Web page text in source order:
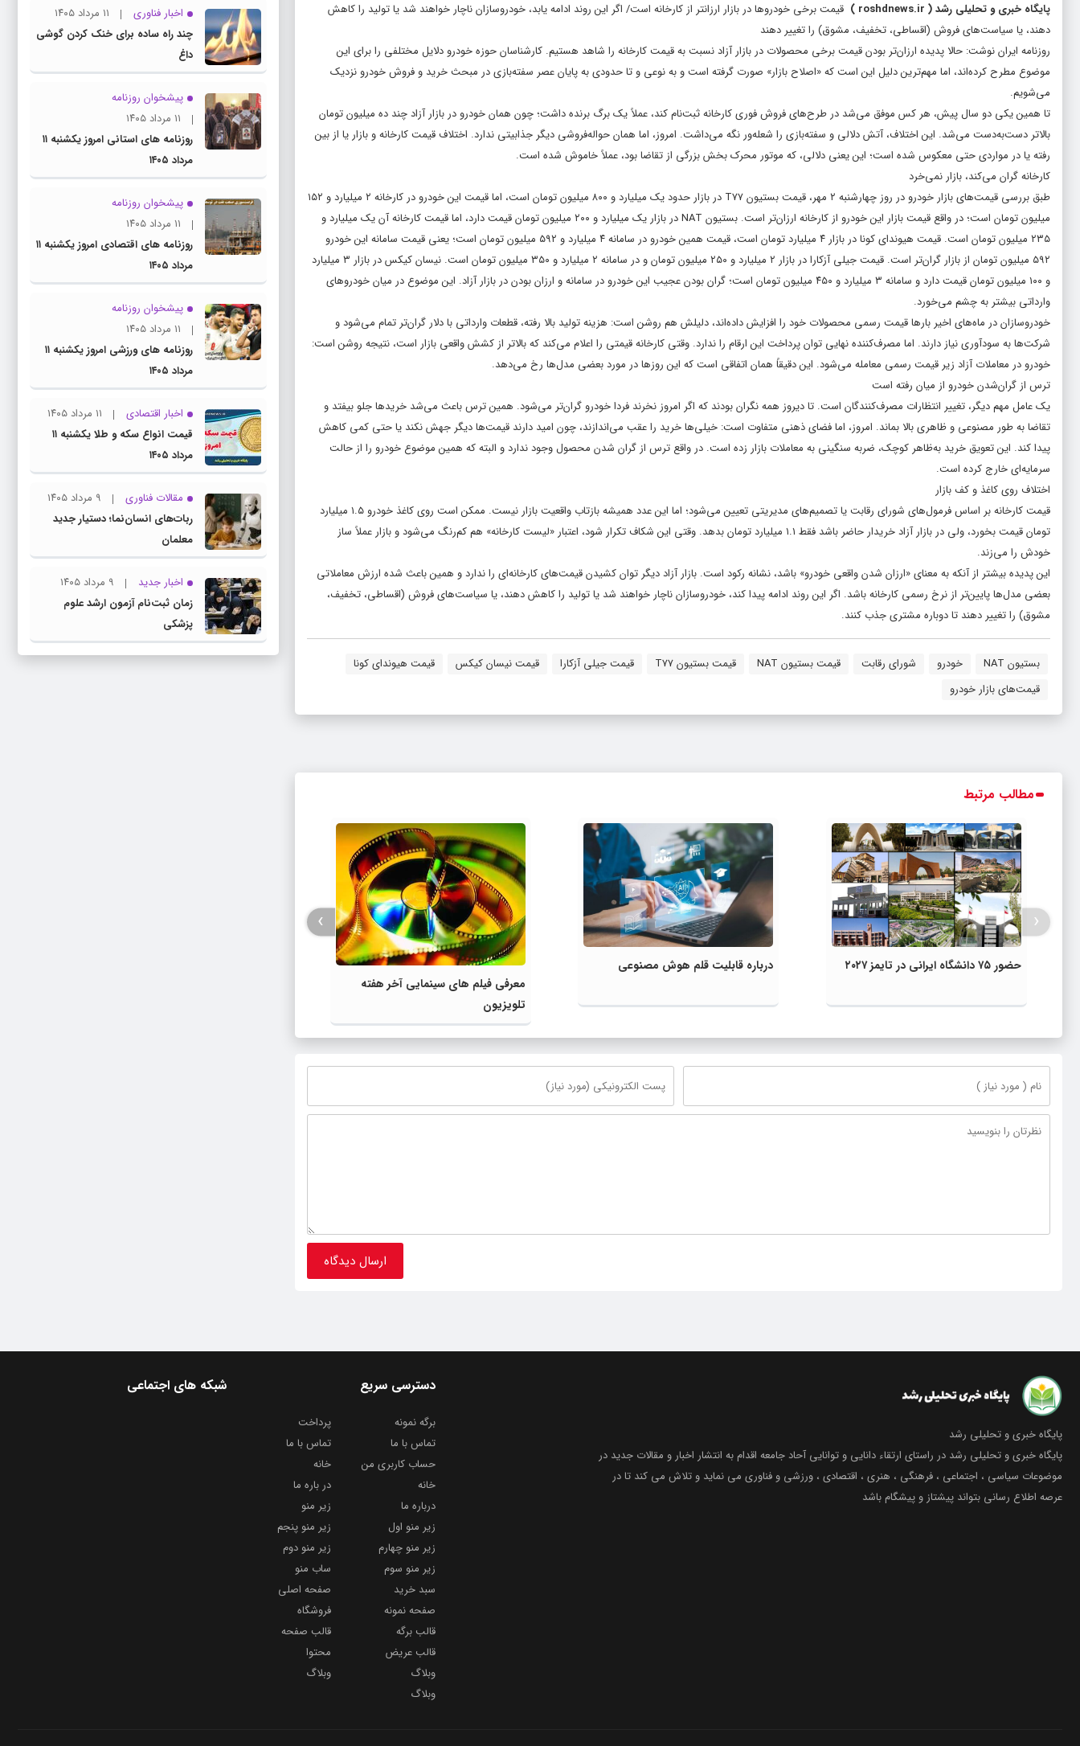
پایگاه خبری و تحلیلی رشد(
roshdnews.ir
) قیمت برخی خودروها در بازار ارزانتر از کارخانه است/ اگر این روند ادامه یابد، خودروسازان ناچار خواهند شد یا تولید را کاهش
دهند، یا سیاست‌های فروش (اقساطی، تخفیف، مشوق) را تغییر دهند
روزنامه ایران نوشت: حالا پدیده ارزان‌تر بودن قیمت برخی محصولات در بازار آزاد نسبت به قیمت کارخانه را شاهد هستیم. کارشناسان حوزه خودرو دلایل مختلفی را برای این
موضوع مطرح کرده‌اند، اما مهم‌ترین دلیل این است که «اصلاح بازار» صورت گرفته است و به نوعی و تا حدودی به پایان عصر سفته‌بازی در مبحث خرید و فروش خودرو نزدیک
می‌شویم.
تا همین یکی دو سال پیش، هر کس موفق می‌شد در طرح‌های فروش فوری کارخانه ثبت‌نام کند، عملاً یک برگ برنده داشت؛ چون همان خودرو در بازار آزاد چند ده میلیون تومان
بالاتر دست‌به‌دست می‌شد. این اختلاف، آتش دلالی و سفته‌بازی را شعله‌ور نگه می‌داشت. امروز، اما همان حواله‌فروشی دیگر جذابیتی ندارد. اختلاف قیمت کارخانه و بازار یا از بین
رفته یا در مواردی حتی معکوس شده است؛ این یعنی دلالی، که موتور محرک بخش بزرگی از تقاضا بود، عملاً خاموش شده است.
کارخانه گران می‌کند، بازار نمی‌خرد
طبق بررسی قیمت‌های بازار خودرو در روز چهارشنبه ۲ مهر، قیمت بستیون T۷۷ در بازار حدود یک میلیارد و ۸۰۰ میلیون تومان است، اما قیمت این خودرو در کارخانه ۲ میلیارد و ۱۵۲
میلیون تومان است؛ در واقع قیمت بازار این خودرو از کارخانه ارزان‌تر است. بستیون NAT در بازار یک میلیارد و ۲۰۰ میلیون تومان قیمت دارد، اما قیمت کارخانه آن یک میلیارد و
۲۳۵ میلیون تومان است. قیمت هیوندای کونا در بازار ۴ میلیارد تومان است، قیمت همین خودرو در سامانه ۴ میلیارد و ۵۹۲ میلیون تومان است؛ یعنی قیمت سامانه این خودرو
۵۹۲ میلیون تومان از بازار گران‌تر است. قیمت جیلی آزکارا در بازار ۲ میلیارد و ۲۵۰ میلیون تومان و در سامانه ۲ میلیارد و ۳۵۰ میلیون تومان است. نیسان کیکس در بازار ۳ میلیارد
و ۱۰۰ میلیون تومان قیمت دارد و سامانه ۳ میلیارد و ۴۵۰ میلیون تومان است؛ گران بودن عجیب این خودرو در سامانه و ارزان بودن در بازار آزاد. این موضوع در میان خودرو‌های
وارداتی بیشتر به چشم می‌خورد.
خودروسازان در ماه‌های اخیر بار‌ها قیمت رسمی محصولات خود را افزایش داده‌اند، دلیلش هم روشن است: هزینه تولید بالا رفته، قطعات وارداتی با دلار گران‌تر تمام می‌شود و
شرکت‌ها به سودآوری نیاز دارند. اما مصرف‌کننده نهایی توان پرداخت این ارقام را ندارد. وقتی کارخانه قیمتی را اعلام می‌کند که بالاتر از کشش واقعی بازار است، نتیجه روشن است:
خودرو در معاملات آزاد زیر قیمت رسمی معامله می‌شود. این دقیقاً همان اتفاقی است که این روز‌ها در مورد بعضی مدل‌ها رخ می‌دهد.
ترس از گران‌شدن خودرو از میان رفته است
یک عامل مهم دیگر، تغییر انتظارات مصرف‌کنندگان است. تا دیروز همه نگران بودند که اگر امروز نخرند فردا خودرو گران‌تر می‌شود. همین ترس باعث می‌شد خرید‌ها جلو بیفتد و
تقاضا به طور مصنوعی و ظاهری بالا بماند. امروز، اما فضای ذهنی متفاوت است: خیلی‌ها خرید را عقب می‌اندازند، چون امید دارند قیمت‌ها دیگر جهش نکند یا حتی کمی کاهش
پیدا کند. این تعویق خرید به‌ظاهر کوچک، ضربه سنگینی به معاملات بازار زده است. در واقع ترس از گران شدن محصول وجود ندارد و البته که همین موضوع خودرو را از حالت
سرمایه‌ای خارج کرده است.
اختلاف روی کاغذ و کف بازار
قیمت کارخانه بر اساس فرمول‌های شورای رقابت یا تصمیم‌های مدیریتی تعیین می‌شود؛ اما این عدد همیشه بازتاب واقعیت بازار نیست. ممکن است روی کاغذ خودرو ۱.۵ میلیارد
تومان قیمت بخورد، ولی در بازار آزاد خریدار حاضر باشد فقط ۱.۱ میلیارد تومان بدهد. وقتی این شکاف تکرار شود، اعتبار «لیست کارخانه» هم کم‌رنگ می‌شود و بازار عملاً ساز
خودش را می‌زند.
این پدیده بیشتر از آنکه به معنای «ارزان شدن واقعی خودرو» باشد، نشانه رکود است. بازار آزاد دیگر توان کشیدن قیمت‌های کارخانه‌ای را ندارد و همین باعث شده ارزش معاملاتی
بعضی مدل‌ها پایین‌تر از نرخ رسمی کارخانه باشد. اگر این روند ادامه پیدا کند، خودروسازان ناچار خواهند شد یا تولید را کاهش دهند، یا سیاست‌های فروش (اقساطی، تخفیف،
مشوق) را تغییر دهند تا دوباره مشتری جذب کنند.
بستیون NAT خودرو شورای رقابت قیمت بستیون NAT قیمت بستیون T۷۷ قیمت جیلی آزکارا قیمت نیسان کیکس
قیمت هیوندای کونا
قیمت‌های بازار خودرو
مطالب مرتبط
حضور ۷۵ دانشگاه ایرانی در تایمز ۲۰۲۷
درباره قابلیت قلم هوش مصنوعی
معرفی فیلم های سینمایی آخر هفته
تلویزیون
‹
›
اخبار فناوری
۱۱ مرداد ۱۴۰۵
چند راه‌ ساده برای خنک کردن گوشی
داغ
پیشخوان روزنامه
۱۱ مرداد ۱۴۰۵
روزنامه های استانی امروز یکشنبه ۱۱
مرداد ۱۴۰۵
پیشخوان روزنامه
۱۱ مرداد ۱۴۰۵
روزنامه های اقتصادی امروز یکشنبه ۱۱
مرداد ۱۴۰۵
پیشخوان روزنامه
۱۱ مرداد ۱۴۰۵
روزنامه های ورزشی امروز یکشنبه ۱۱
مرداد ۱۴۰۵
اخبار اقتصادی
۱۱ مرداد ۱۴۰۵
قیمت انواع سکه و طلا یکشنبه ۱۱
مرداد ۱۴۰۵
مقالات فناوری
۹ مرداد ۱۴۰۵
ربات‌های انسان‌نما؛ دستیار جدید
معلمان
اخبار جدید
۹ مرداد ۱۴۰۵
زمان ثبت‌نام آزمون ارشد علوم
پزشکی
پایگاه خبری و تحلیلی رشد
پایگاه خبری و تحلیلی رشد در راستای ارتقاء دانایی و توانایی آحاد جامعه اقدام به انتشار اخبار و مقالات جدید در
موضوعات سیاسی ، اجتماعی ، فرهنگی ، هنری ، اقتصادی ، ورزشی و فناوری می نماید و تلاش می کند تا در
عرصه اطلاع رسانی بتواند پیشتاز و پیشگام باشد
شبکه های اجتماعی دسترسی سریع
برگه نمونه
پرداخت
تماس با ما
تماس با ما
حساب کاربری من
خانه
خانه
در باره ما
درباره ما
زیر منو
زیر منو اول
زیر منو پنجم
زیر منو چهارم
زیر منو دوم
زیر منو سوم
ساب منو
سبد خرید
صفحه اصلی
صفحه نمونه
فروشگاه
قالب برگه
قالب صفحه
قالب عریض
محتوا
وبلاگ
وبلاگ
وبلاگ